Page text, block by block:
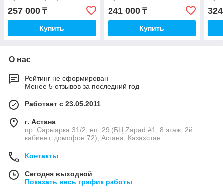
257 000 ₸
Купить
241 000₸
Купить
О нас
Рейтинг не сформирован
Менее 5 отзывов за последний год
Работает с 23.05.2011
г. Астана
пр. Сарыарка 31/2, нп. 29 (БЦ Zapad #1, 8 этаж, 2й
кабинет, домофон 72), Астана, Казахстан
Контакты
Сегодня выходной
Показать весь график работы